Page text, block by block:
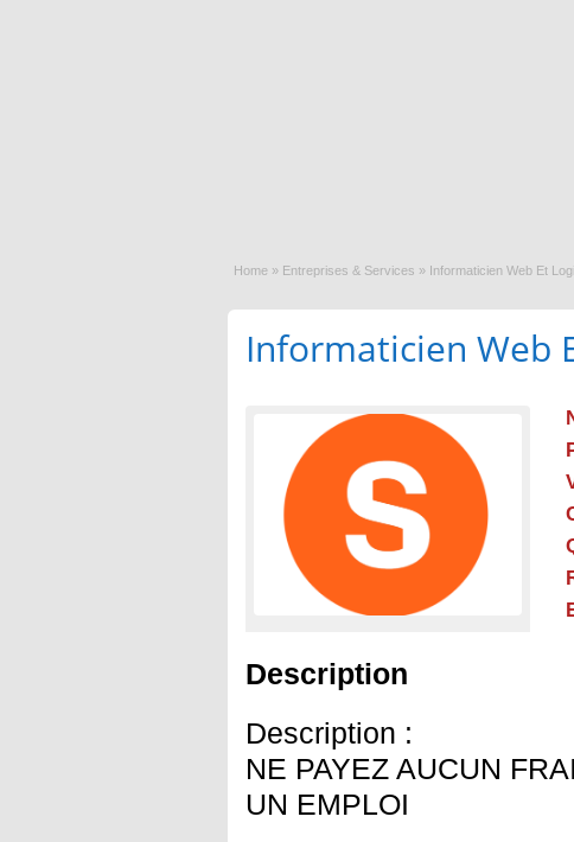
Home » Entreprises & Services » Informaticien Web Et
Informaticien Web
Description
Description :
NE PAYEZ AUCUN
UN EMPLOI